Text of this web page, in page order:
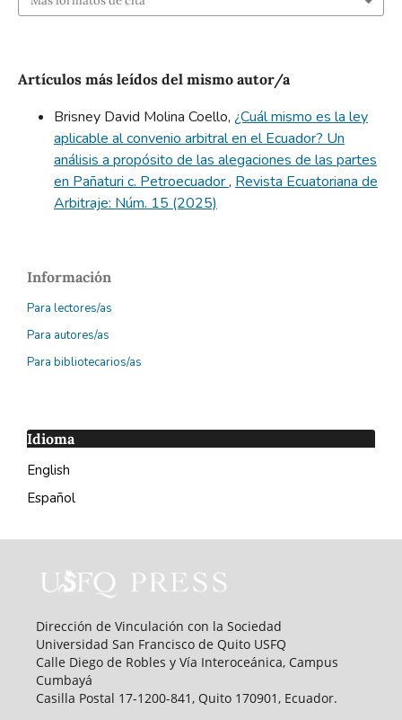
Artículos más leídos del mismo autor/a
Brisney David Molina Coello, ¿Cuál mismo es la ley
aplicable al convenio arbitral en el Ecuador? Un
análisis a propósito de las alegaciones de las partes
en Pañaturi c. Petroecuador, Revista Ecuatoriana de
Arbitraje: Núm. 15 (2025)
Información
Para lectores/as
Para autores/as
Para bibliotecarios/as
Idioma
English
Español
Dirección de Vinculación con la Sociedad
Universidad San Francisco de Quito USFQ
Calle Diego de Robles y Vía Interoceánica, Campus
Cumbayá
Casilla Postal 17-1200-841, Quito 170901, Ecuador.